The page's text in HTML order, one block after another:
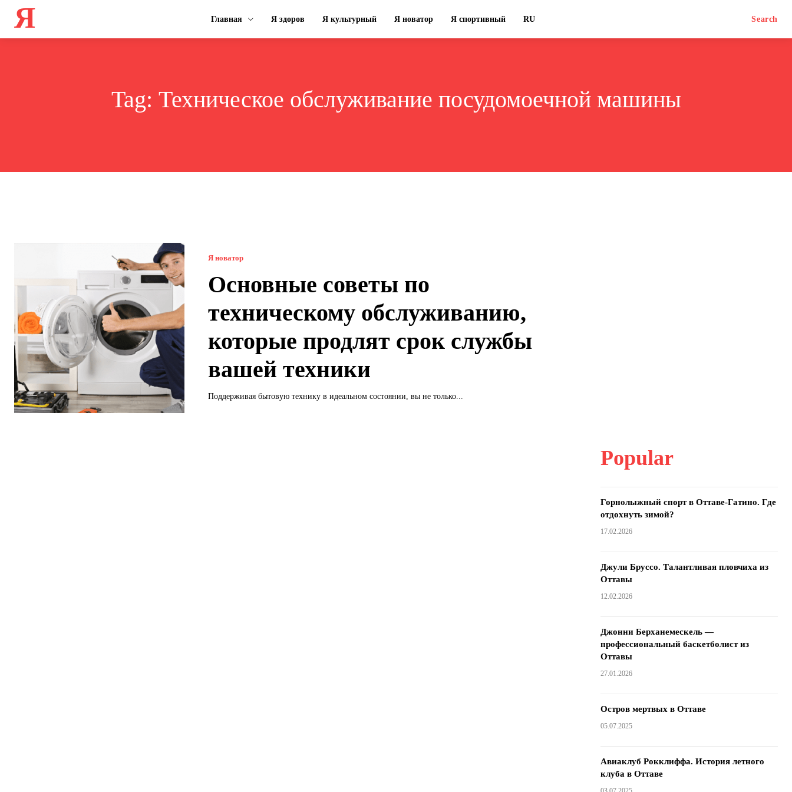
Я Главная Я здоров Я культурный Я новатор Я спортивный RU Search
Tag: Техническое обслуживание посудомоечной машины
Я новатор
Основные советы по
техническому обслуживанию,
которые продлят срок службы
вашей техники
Поддерживая бытовую технику в идеальном состоянии, вы не только...
Popular
Горнолыжный спорт в Оттаве-Гатино. Где
отдохнуть зимой?
17.02.2026
Джули Бруссо. Талантливая пловчиха из
Оттавы
12.02.2026
Джонни Берханемескель —
профессиональный баскетболист из
Оттавы
27.01.2026
Остров мертвых в Оттаве
05.07.2025
Авиаклуб Рокклиффа. История летного
клуба в Оттаве